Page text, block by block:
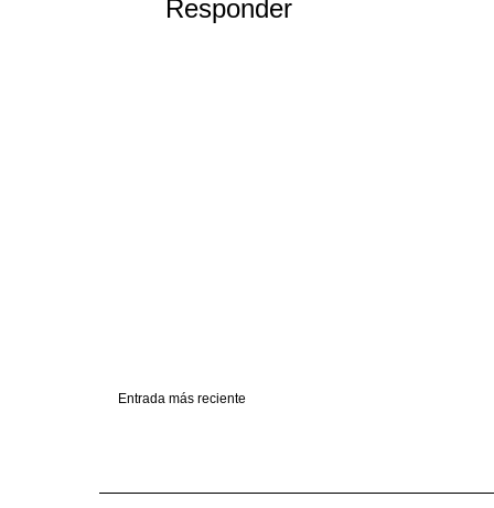
Responder
Entrada más reciente